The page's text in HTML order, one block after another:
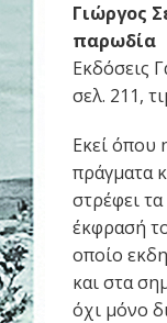
Γιώργος
παρωδία
Εκδόσεις
σελ. 211,
Εκεί όπου
πράγματα
στρέφει
έκφρασή
οποίο
και στα
όχι μόνο